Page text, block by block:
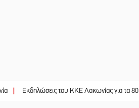
του ΚΚΕ Λακωνίας για τα 80 χρόνια